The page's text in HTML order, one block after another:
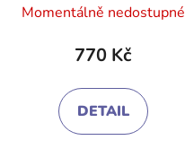
hodnocení
produktu
3,4
z
Momentálně nedostupné
770 Kč
DETAIL